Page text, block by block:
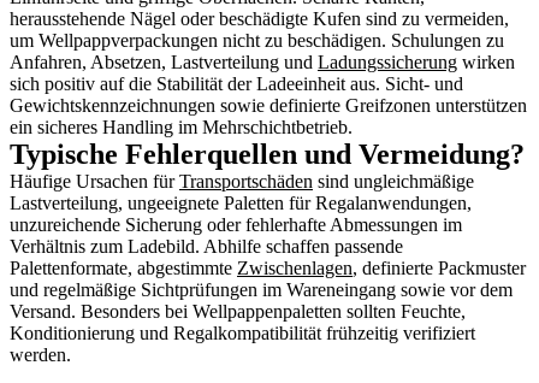
herausstehende Nägel oder beschädigte Kufen sind zu vermeiden,
um Wellpappverpackungen nicht zu beschädigen. Schulungen zu
Anfahren, Absetzen, Lastverteilung und Ladungssicherung wirken
sich positiv auf die Stabilität der Ladeeinheit aus. Sicht- und
Gewichtskennzeichnungen sowie definierte Greifzonen unterstützen
ein sicheres Handling im Mehrschichtbetrieb.
Typische Fehlerquellen und Vermeidung?
Häufige Ursachen fürTransportschäden sind ungleichmäßige
Lastverteilung, ungeeignete Paletten für Regalanwendungen,
unzureichende Sicherung oder fehlerhafte Abmessungen im
Verhältnis zum Ladebild. Abhilfe schaffen passende
Palettenformate, abgestimmte Zwischenlagen, definierte Packmuster
und regelmäßige Sichtprüfungen im Wareneingang sowie vor dem
Versand. Besonders bei Wellpappenpaletten sollten Feuchte,
Konditionierung und Regalkompatibilität frühzeitig verifiziert
werden.